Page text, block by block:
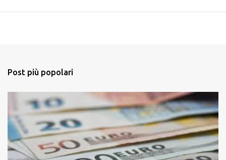
Post più popolari